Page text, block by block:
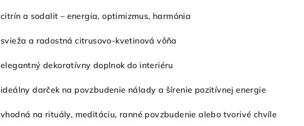
citrín a sodalit – energia, optimizmus, harmónia
svieža a radostná citrusovo-kvetinová vôňa
elegantný dekoratívny doplnok do interiéru
ideálny darček na povzbudenie nálady a šírenie pozitívnej energie
vhodná na rituály, meditáciu, ranné povzbudenie alebo tvorivé chvíle